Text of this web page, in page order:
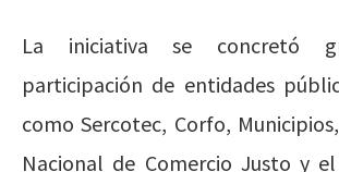
La iniciativa se concretó
participación de entidades
como Sercotec, Corfo,
Nacional de Comercio Justo y